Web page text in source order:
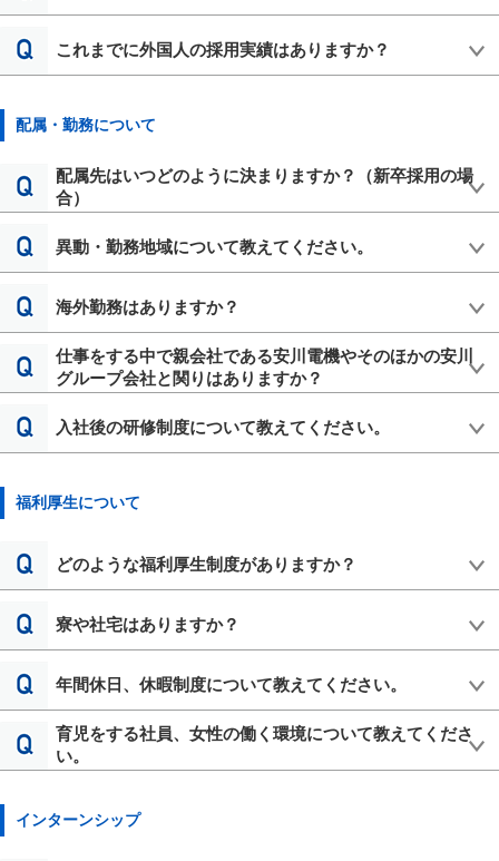
これまでに外国人の採用実績はありますか？
配属・勤務について
配属先はいつどのように決まりますか？（新卒採用の場
合）
異動・勤務地域について教えてください。
海外勤務はありますか？
仕事をする中で親会社である安川電機やそのほかの安川
グループ会社と関りはありますか？
入社後の研修制度について教えてください。
福利厚生について
どのような福利厚生制度がありますか？
寮や社宅はありますか？
年間休日、休暇制度について教えてください。
育児をする社員、女性の働く環境について教えてくださ
い。
インターンシップ